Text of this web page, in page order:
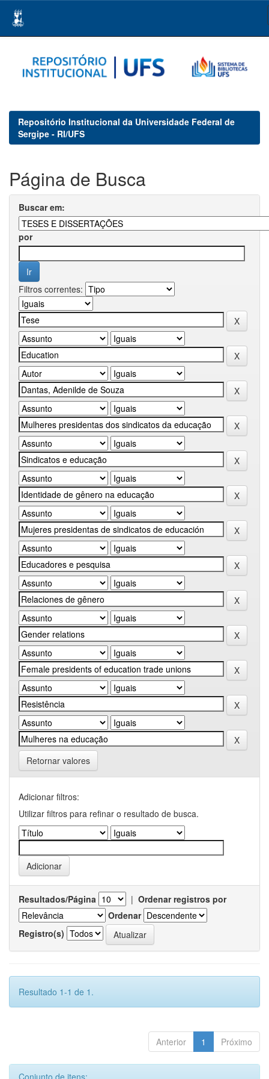
navigation
Repositório Institucional da Universidade Federal de
Sergipe - RI/UFS
Página de Busca
Buscar em:
por
Filtros correntes:
Retornar valores
Adicionar filtros:
Utilizar filtros para refinar o resultado de busca.
Resultados/Página | Ordenar registros por
Ordenar
Registro(s)
Resultado 1-1 de 1.
Anterior 1 Próximo
Conjunto de itens: